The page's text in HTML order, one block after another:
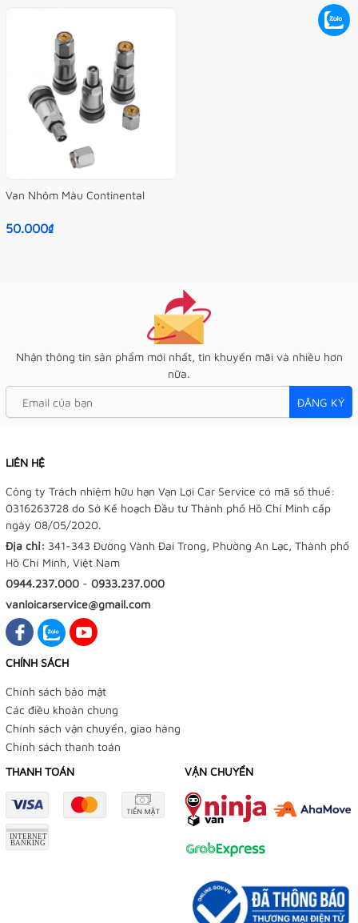
Van Nhôm Màu Continental
50.000₫
Nhận thông tin sản phẩm mới nhất, tin khuyến mãi và nhiều hơn
nữa.
ĐĂNG KÝ
LIÊN HỆ
Công ty Trách nhiệm hữu hạn Vạn Lợi Car Service có mã số thuế:
0316263728 do Sở Kế hoạch Đầu tư Thành phố Hồ Chí Minh cấp
ngày 08/05/2020.
Địa chỉ: 341-343 Đường Vành Đai Trong, Phường An Lạc, Thành phố
Hồ Chí Minh, Việt Nam
0944.237.000 - 0933.237.000
vanloicarservice@gmail.com
CHÍNH SÁCH
Chính sách bảo mật
Các điều khoản chung
Chính sách vận chuyển, giao hàng
Chính sách thanh toán
THANH TOÁN
VẬN CHUYỂN